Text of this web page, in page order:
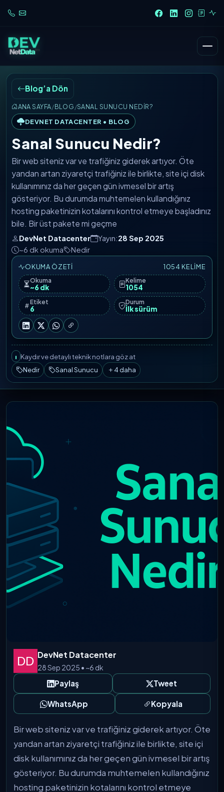
Blog’a Dön
ANA SAYFA/BLOG/SANAL SUNUCU NEDIR?
DEVNET DATACENTER • BLOG
Sanal Sunucu Nedir?
Bir web siteniz var ve trafiğiniz giderek artıyor. Öte
yandan artan ziyaretçi trafiğiniz ile birlikte, site içi disk
kullanımınız da her geçen gün ivmesel bir artış
gösteriyor. Bu durumda muhtemelen kullandığınız
hosting paketinizin kotalarını kontrol etmeye başladınız
bile. Bir üst pakete mi geçme
DevNet Datacenter Yayın:28 Sep 2025
~6 dk okuma
Nedir
OKUMA ÖZETI
1054 KELIME
Okuma
~6 dk
Kelime
1054
Etiket
6
Durum
İlk sürüm
Kaydır ve detaylı teknik notlara göz at
Nedir Sanal Sunucu 4 daha
DevNet Datacenter
28 Sep 2025 • ~6 dk
Paylaş Tweet
WhatsApp Kopyala
Bir web siteniz var ve trafiğiniz giderek artıyor. Öte
yandan artan ziyaretçi trafiğiniz ile birlikte, site içi
disk kullanımınız da her geçen gün ivmesel bir artış
gösteriyor. Bu durumda muhtemelen kullandığınız
hosting paketinizin kotalarını kontrol etmeye